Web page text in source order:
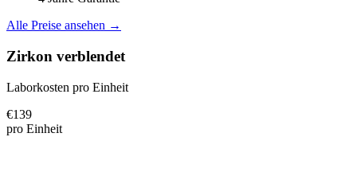
Alle Preise ansehen →
Zirkon verblendet
Laborkosten pro Einheit
€139
pro Einheit